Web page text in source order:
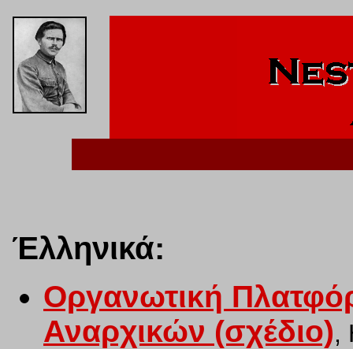
Έλληνικά:
Οργανωτική
Αναρχικών (σχέδιο),